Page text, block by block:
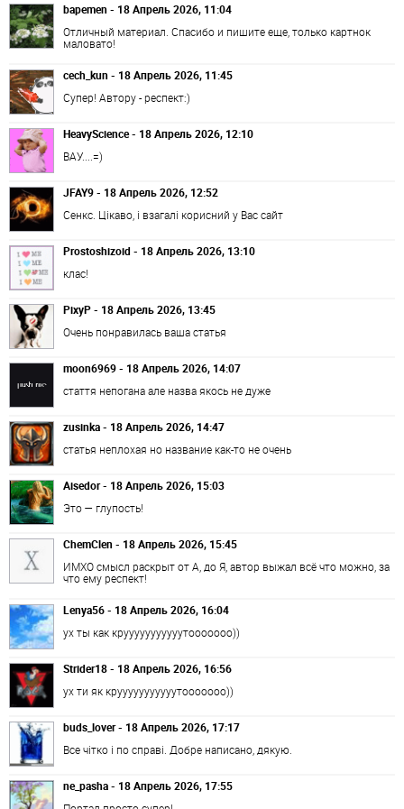
bapemen - 18 Апрель 2026, 11:04
Отличный материал. Спасибо и пишите еще, только картнок
маловато!
cech_kun - 18 Апрель 2026, 11:45
Супер! Автору - респект:)
HeavyScience - 18 Апрель 2026, 12:10
ВАУ....=)
JFAY9 - 18 Апрель 2026, 12:52
Сенкс. Цікаво, і взагалі корисний у Вас сайт
Prostoshizoid - 18 Апрель 2026, 13:10
клас!
PixyP - 18 Апрель 2026, 13:45
Очень понравилась ваша статья
moon6969 - 18 Апрель 2026, 14:07
стаття непогана але назва якось не дуже
zusinka - 18 Апрель 2026, 14:47
статья неплохая но название как-то не очень
Aisedor - 18 Апрель 2026, 15:03
Это — глупость!
ChemClen - 18 Апрель 2026, 15:45
ИМХО смысл раскрыт от А, до Я, автор выжал всё что можно, за
что ему респект!
Lenya56 - 18 Апрель 2026, 16:04
ух ты как крууууууууууутооооооо))
Strider18 - 18 Апрель 2026, 16:56
ух ти як крууууууууууутооооооо))
buds_lover - 18 Апрель 2026, 17:17
Все чітко і по справі. Добре написано, дякую.
ne_pasha - 18 Апрель 2026, 17:55